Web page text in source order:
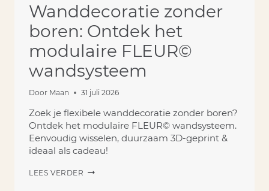
Wanddecoratie zonder
boren: Ontdek het
modulaire FLEUR©
wandsysteem
Door Maan 31 juli 2026
Zoek je flexibele wanddecoratie zonder boren?
Ontdek het modulaire FLEUR© wandsysteem.
Eenvoudig wisselen, duurzaam 3D-geprint &
ideaal als cadeau!
LEES VERDER WANDDECORATIE